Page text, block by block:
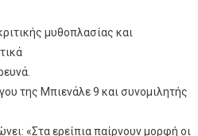
μυθοπλασίας και
της Μπιενάλε 9 και συνομιλητής
«Στα ερείπια παίρνουν μορφή οι